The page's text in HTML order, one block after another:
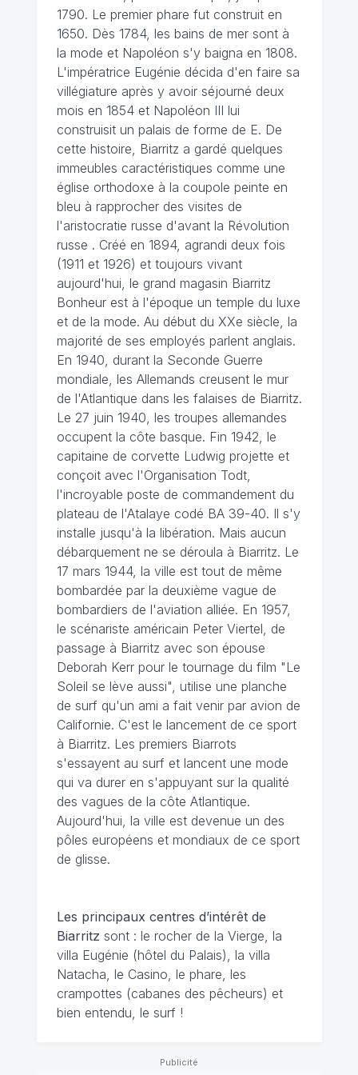
1790. Le premier phare fut construit en
1650. Dès 1784, les bains de mer sont à
la mode et Napoléon s'y baigna en 1808.
L'impératrice Eugénie décida d'en faire sa
villégiature après y avoir séjourné deux
mois en 1854 et Napoléon III lui
construisit un palais de forme de E. De
cette histoire, Biarritz a gardé quelques
immeubles caractéristiques comme une
église orthodoxe à la coupole peinte en
bleu à rapprocher des visites de
l'aristocratie russe d'avant la Révolution
russe . Créé en 1894, agrandi deux fois
(1911 et 1926) et toujours vivant
aujourd'hui, le grand magasin Biarritz
Bonheur est à l'époque un temple du luxe
et de la mode. Au début du XXe siècle, la
majorité de ses employés parlent anglais.
En 1940, durant la Seconde Guerre
mondiale, les Allemands creusent le mur
de l'Atlantique dans les falaises de Biarritz.
Le 27 juin 1940, les troupes allemandes
occupent la côte basque. Fin 1942, le
capitaine de corvette Ludwig projette et
conçoit avec l'Organisation Todt,
l'incroyable poste de commandement du
plateau de l'Atalaye codé BA 39-40. Il s'y
installe jusqu'à la libération. Mais aucun
débarquement ne se déroula à Biarritz. Le
17 mars 1944, la ville est tout de même
bombardée par la deuxième vague de
bombardiers de l'aviation alliée. En 1957,
le scénariste américain Peter Viertel, de
passage à Biarritz avec son épouse
Deborah Kerr pour le tournage du film "Le
Soleil se lève aussi", utilise une planche
de surf qu'un ami a fait venir par avion de
Californie. C'est le lancement de ce sport
à Biarritz. Les premiers Biarrots
s'essayent au surf et lancent une mode
qui va durer en s'appuyant sur la qualité
des vagues de la côte Atlantique.
Aujourd'hui, la ville est devenue un des
pôles européens et mondiaux de ce sport
de glisse.
Les principaux centres d’intérêt de
Biarritz sont : le rocher de la Vierge, la
villa Eugénie (hôtel du Palais), la villa
Natacha, le Casino, le phare, les
crampottes (cabanes des pêcheurs) et
bien entendu, le surf !